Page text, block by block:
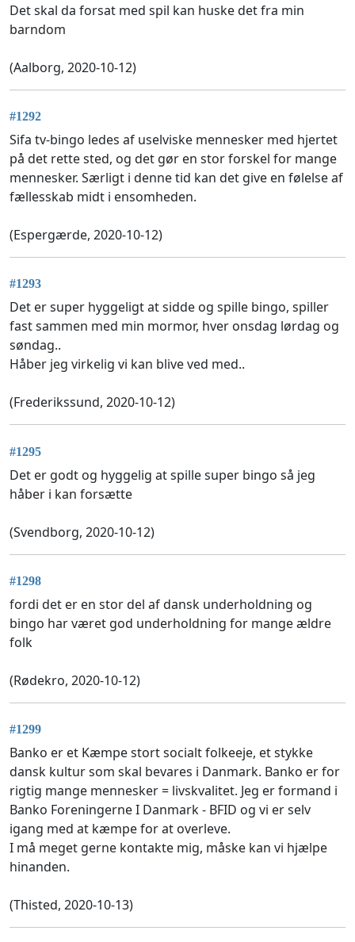
Det skal da forsat med spil kan huske det fra min
barndom
(Aalborg, 2020-10-12)
#1292
Sifa tv-bingo ledes af uselviske mennesker med hjertet
på det rette sted, og det gør en stor forskel for mange
mennesker. Særligt i denne tid kan det give en følelse af
fællesskab midt i ensomheden.
(Espergærde, 2020-10-12)
#1293
Det er super hyggeligt at sidde og spille bingo, spiller
fast sammen med min mormor, hver onsdag lørdag og
søndag..
Håber jeg virkelig vi kan blive ved med..
(Frederikssund, 2020-10-12)
#1295
Det er godt og hyggelig at spille super bingo så jeg
håber i kan forsætte
(Svendborg, 2020-10-12)
#1298
fordi det er en stor del af dansk underholdning og
bingo har været god underholdning for mange ældre
folk
(Rødekro, 2020-10-12)
#1299
Banko er et Kæmpe stort socialt folkeeje, et stykke
dansk kultur som skal bevares i Danmark. Banko er for
rigtig mange mennesker = livskvalitet. Jeg er formand i
Banko Foreningerne I Danmark - BFID og vi er selv
igang med at kæmpe for at overleve.
I må meget gerne kontakte mig, måske kan vi hjælpe
hinanden.
(Thisted, 2020-10-13)